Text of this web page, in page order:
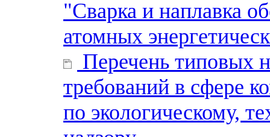
"Сварка и наплавка
атомных
Перечень типовых
требований в сфере
по экологическому,